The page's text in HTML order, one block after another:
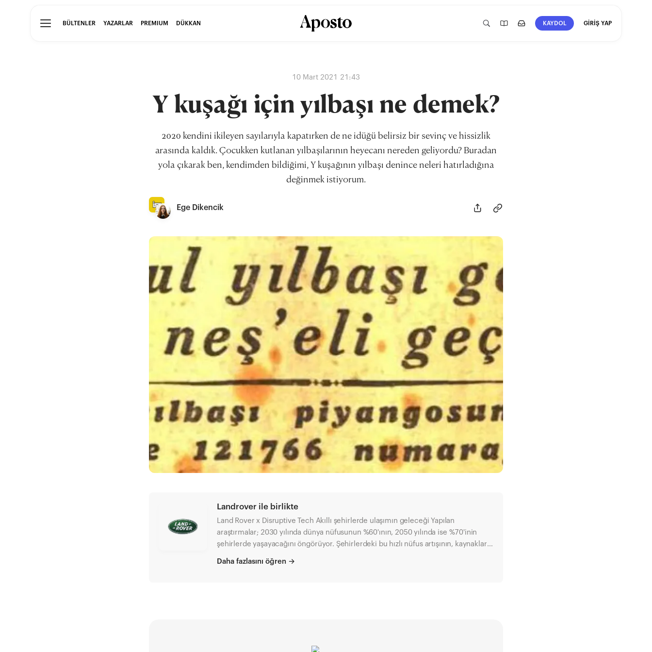
BÜLTENLER YAZARLAR PREMIUM DÜKKAN KAYDOL GİRİŞ YAP
10 Mart 2021 21:43
Y kuşağı için yılbaşı ne demek?
2020 kendini ikileyen sayılarıyla kapatırken de ne idüğü belirsiz bir sevinç ve hissizlik
arasında kaldık. Çocukken kutlanan yılbaşılarının heyecanı nereden geliyordu? Buradan
yola çıkarak ben, kendimden bildiğimi, Y kuşağının yılbaşı denince neleri hatırladığına
değinmek istiyorum.
Ege Dikencik
Landrover ile birlikte
Land Rover x Disruptive Tech Akıllı şehirlerde ulaşımın geleceği Yapılan
araştırmalar; 2030 yılında dünya nüfusunun %60'ının, 2050 yılında ise %70'inin
şehirlerde yaşayacağını öngörüyor. Şehirlerdeki bu hızlı nüfus artışının, kaynakların
sebep olması bekleniyor. Bu durumda şehir paydaşlarının tamamının eşit refah
akıllı şehirleri "ekosistem varlıklarına sürdürülebilir ve kapsayıcı bir gelecek
Daha fazlasını öğren →